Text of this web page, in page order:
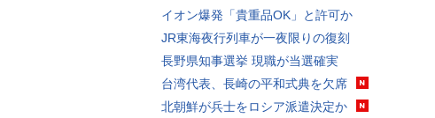
イオン爆発「貴重品OK」と許可か
JR東海夜行列車が一夜限りの復刻
長野県知事選挙 現職が当選確実
台湾代表、長崎の平和式典を欠席
北朝鮮が兵士をロシア派遣決定か